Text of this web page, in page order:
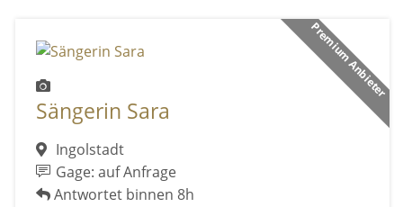
Premium Anbieter
Sängerin Sara
Ingolstadt
Gage: auf Anfrage
Antwortet binnen 8h